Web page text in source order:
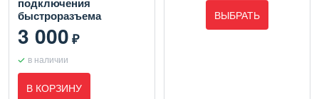
подключения
быстроразъема
3 000₽
в наличии
В КОРЗИНУ
ВЫБРАТЬ